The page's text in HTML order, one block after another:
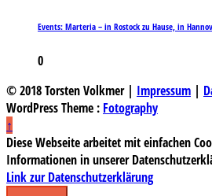
Events: Marteria – in Rostock zu Hause, in
0
© 2018 Torsten Volkmer | Impressum |
WordPress Theme : Fotography
↑
Diese Webseite arbeitet mit einfachen
Informationen in unserer
Link zur Datenschutzerklärung